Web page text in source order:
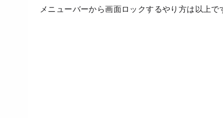
メニューバーから画面ロックするやり方は以上で